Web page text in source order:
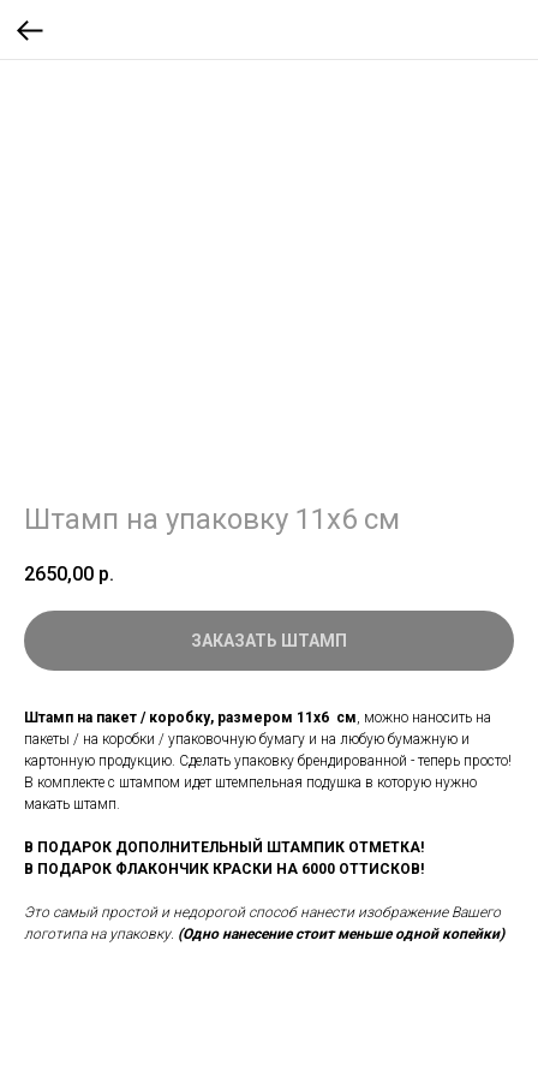
Штамп на упаковку 11х6 см
2650,00 р.
ЗАКАЗАТЬ ШТАМП
Штамп на пакет / коробку, размером 11х6 см, можно наносить на
пакеты / на коробки / упаковочную бумагу и на любую бумажную и
картонную продукцию. Сделать упаковку брендированной - теперь просто!
В комплекте с штампом идет штемпельная подушка в которую нужно
макать штамп.
В ПОДАРОК ДОПОЛНИТЕЛЬНЫЙ ШТАМПИК ОТМЕТКА!
В ПОДАРОК ФЛАКОНЧИК КРАСКИ НА 6000 ОТТИСКОВ!
Это самый простой и недорогой способ нанести изображение Вашего
логотипа на упаковку. (Одно нанесение стоит меньше одной копейки)